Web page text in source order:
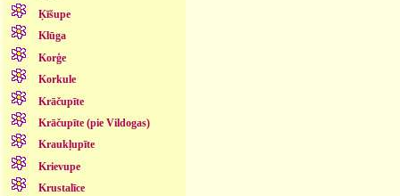
Ķīšupe
Klūga
Korģe
Korkule
Krāčupīte
Krāčupīte (pie Vildogas)
Kraukļupīte
Krievupe
Krustalīce